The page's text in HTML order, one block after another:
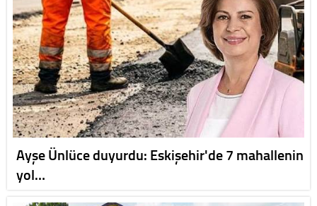
Ayşe Ünlüce duyurdu: Eskişehir'de 7 mahallenin
yol…